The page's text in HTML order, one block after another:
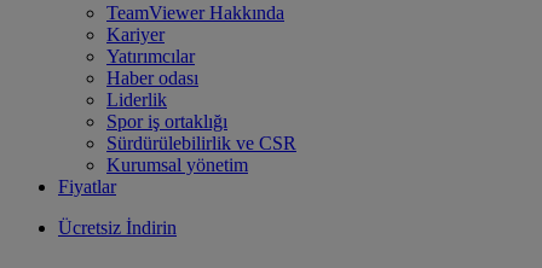
TeamViewer Hakkında
Kariyer
Yatırımcılar
Haber odası
Liderlik
Spor iş ortaklığı
Sürdürülebilirlik ve CSR
Kurumsal yönetim
Fiyatlar
Ücretsiz İndirin